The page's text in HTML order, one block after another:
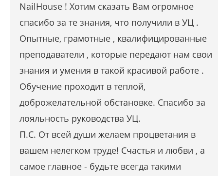
NailHouse ! Хотим сказать Вам огромное
спасибо за те знания, что получили в УЦ .
Опытные, грамотные , квалифицированные
преподаватели , которые передают нам свои
знания и умения в такой красивой работе .
Обучение проходит в теплой,
доброжелательной обстановке. Спасибо за
лояльность руководства УЦ.
П.С. От всей души желаем процветания в
вашем нелегком труде! Счастья и любви , а
самое главное - будьте всегда такими